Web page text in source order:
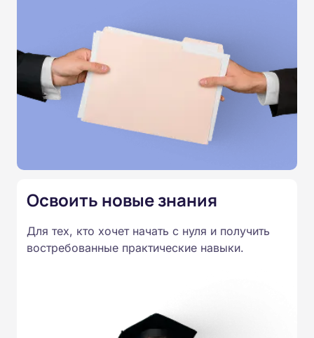
видеолекций и без видеоконференций, поэтому вы
можете учиться в удобное для вас время. После
каждого модуля предусмотрены тесты, а итоговая
аттестация проводится онлайн. По завершении
курса выдаётся удостоверение о повышении
квалификации.
Освоить новые знания
Для тех, кто хочет начать с нуля и получить
востребованные практические навыки.